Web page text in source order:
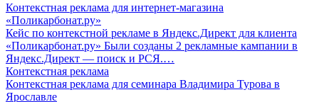
Контекстная реклама для интернет-магазина
«Поликарбонат.ру»
Кейс по контекстной рекламе в Яндекс.Директ для клиента
«Поликарбонат.ру» Были созданы 2 рекламные кампании в
Яндекс.Директ — поиск и РСЯ.…
Контекстная реклама
Контекстная реклама для семинара Владимира Турова в
Ярославле